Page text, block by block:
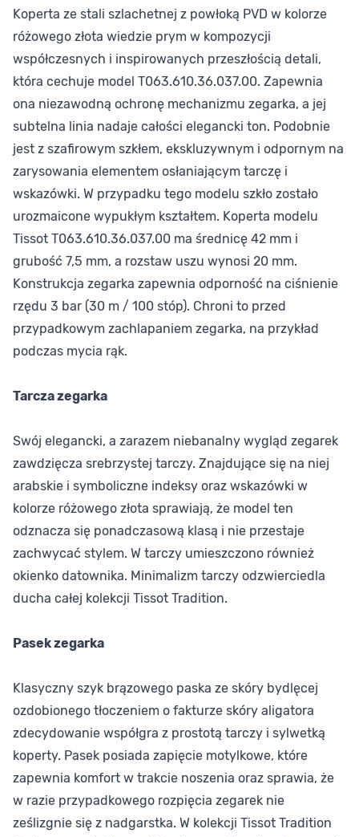
Koperta ze stali szlachetnej z powłoką PVD w kolorze
różowego złota wiedzie prym w kompozycji
współczesnych i inspirowanych przeszłością detali,
która cechuje model T063.610.36.037.00. Zapewnia
ona niezawodną ochronę mechanizmu zegarka, a jej
subtelna linia nadaje całości elegancki ton. Podobnie
jest z szafirowym szkłem, ekskluzywnym i odpornym na
zarysowania elementem osłaniającym tarczę i
wskazówki. W przypadku tego modelu szkło zostało
urozmaicone wypukłym kształtem. Koperta modelu
Tissot T063.610.36.037.00 ma średnicę 42 mm i
grubość 7,5 mm, a rozstaw uszu wynosi 20 mm.
Konstrukcja zegarka zapewnia odporność na ciśnienie
rzędu 3 bar (30 m / 100 stóp). Chroni to przed
przypadkowym zachlapaniem zegarka, na przykład
podczas mycia rąk.
Tarcza zegarka
Swój elegancki, a zarazem niebanalny wygląd zegarek
zawdzięcza srebrzystej tarczy. Znajdujące się na niej
arabskie i symboliczne indeksy oraz wskazówki w
kolorze różowego złota sprawiają, że model ten
odznacza się ponadczasową klasą i nie przestaje
zachwycać stylem. W tarczy umieszczono również
okienko datownika. Minimalizm tarczy odzwierciedla
ducha całej kolekcji Tissot Tradition.
Pasek zegarka
Klasyczny szyk brązowego paska ze skóry bydlęcej
ozdobionego tłoczeniem o fakturze skóry aligatora
zdecydowanie współgra z prostotą tarczy i sylwetką
koperty. Pasek posiada zapięcie motylkowe, które
zapewnia komfort w trakcie noszenia oraz sprawia, że
w razie przypadkowego rozpięcia zegarek nie
ześlizgnie się z nadgarstka. W kolekcji Tissot Tradition